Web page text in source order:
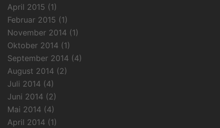
April 2015 (1)
Februar 2015 (1)
November 2014 (1)
Oktober 2014 (1)
September 2014 (4)
August 2014 (2)
Juli 2014 (4)
Juni 2014 (2)
Mai 2014 (4)
April 2014 (1)